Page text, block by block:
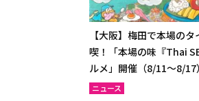
【大阪】梅田で本場の
喫！「本場の味『Thai
ルメ」開催（8/11～8/17）
ニュース